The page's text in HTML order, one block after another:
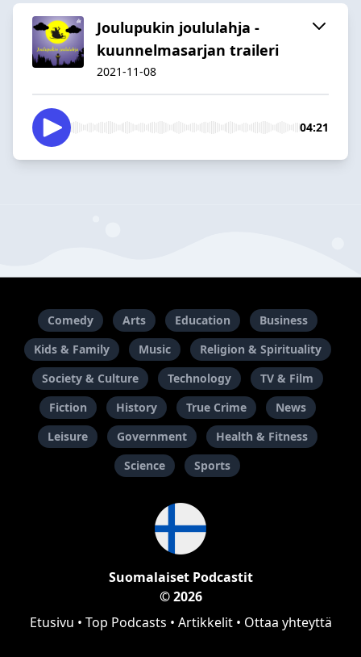
Joulupukin joululahja -
kuunnelmasarjan traileri
2021-11-08
04:21
Comedy Arts Education
Business
Kids & Family
Music
Religion & Spirituality
Society & Culture
Technology
TV & Film
Fiction
History True Crime
News
Leisure
Government
Health & Fitness
Science
Sports
Suomalaiset Podcastit
© 2026
Etusivu • Top Podcasts • Artikkelit• Ottaa yhteyttä